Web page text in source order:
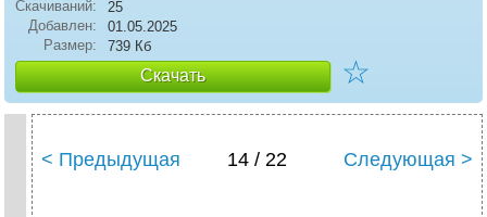
Скачиваний:
25
Добавлен:
01.05.2025
Размер:
739 Кб
Скачать ☆
< Предыдущая 14 / 22 Следующая >